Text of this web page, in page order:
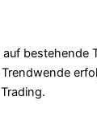
bestehende